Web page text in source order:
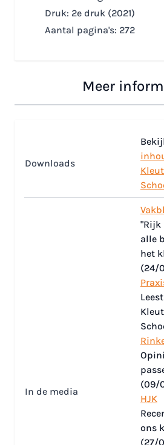
Druk: 2e druk (2021)
Aantal pagina's: 272
Meer
Downloads
In de media
"Rijk
alle
het
(24/
(09/
HJK
ons
(27/